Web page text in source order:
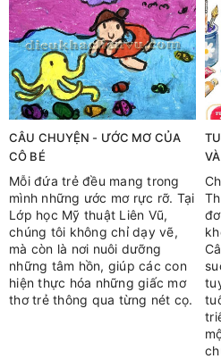
CÂU CHUYỆN - ƯỚC MƠ CỦA
CÔ BÉ
Mỗi đứa trẻ đều mang trong
mình những ước mơ rực rỡ. Tại
Lớp học Mỹ thuật Liên Vũ,
chúng tôi không chỉ dạy vẽ,
mà còn là nơi nuôi dưỡng
những tâm hồn, giúp các con
hiện thực hóa những giấc mơ
thơ trẻ thông qua từng nét cọ.